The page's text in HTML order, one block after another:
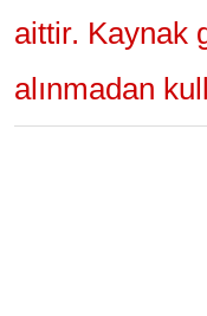
aittir. Kaynak
alınmadan